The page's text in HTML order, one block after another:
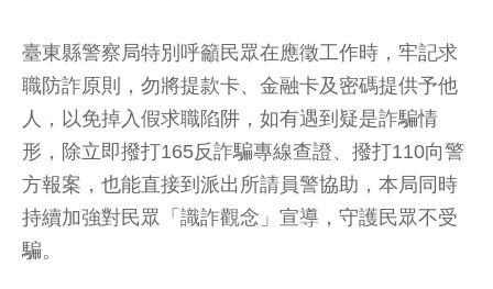
臺東縣警察局特別呼籲民眾在應徵工作時，牢記求
職防詐原則，勿將提款卡、金融卡及密碼提供予他
人，以免掉入假求職陷阱，如有遇到疑是詐騙情
形，除立即撥打165反詐騙專線查證、撥打110向警
方報案，也能直接到派出所請員警協助，本局同時
持續加強對民眾「識詐觀念」宣導，守護民眾不受
騙。